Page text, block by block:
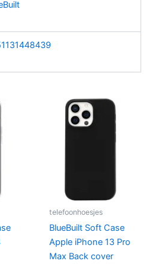
telefoonhoesjes
BlueBuilt Soft Case
Apple iPhone 13 Pro
Max Back cover